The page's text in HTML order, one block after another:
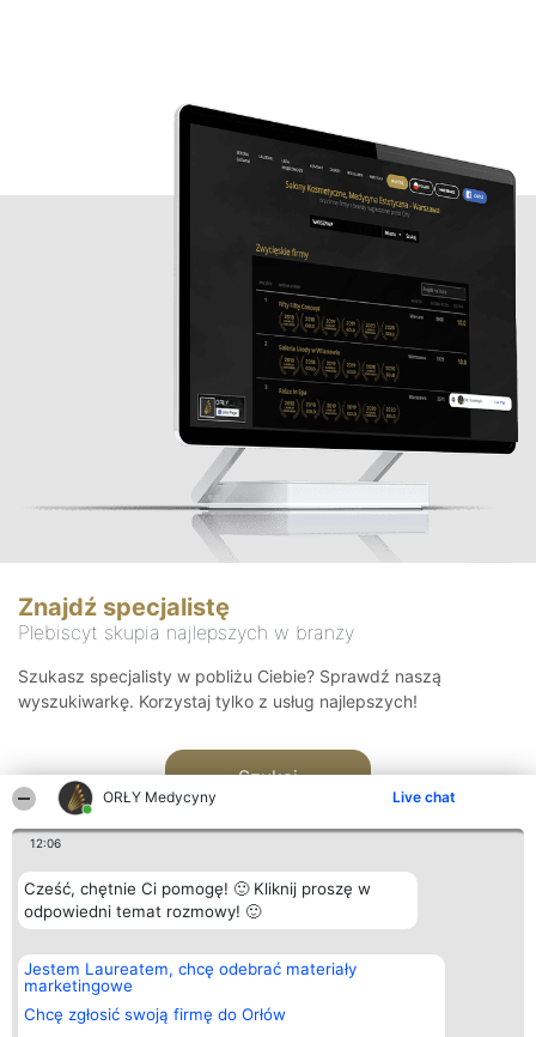
ORŁY Medycyny Live chat
12:06
Cześć, chętnie Ci pomogę! 🙂 Kliknij proszę w
odpowiedni temat rozmowy! 🙂
Jestem Laureatem, chcę odebrać materiały
marketingowe
Chcę zgłosić swoją firmę do Orłów
Znajdź specjalistę
Plebiscyt skupia najlepszych w branży
Szukasz specjalisty w pobliżu Ciebie? Sprawdź naszą
wyszukiwarkę. Korzystaj tylko z usług najlepszych!
Szukaj
Organizator plebiscytu
Bright Side Solutions sp. z o.
o. sp. k.
ul. Ruska 22
Wrocław 50-079
Plebiscyt
Laureaci
wszystkich
Laureatów
Kontakt
Kontakt